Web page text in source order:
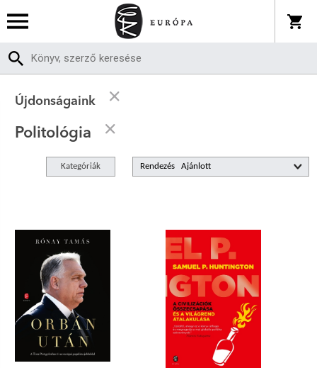
Újdonságaink
Politológia
Kategóriák Rendezés